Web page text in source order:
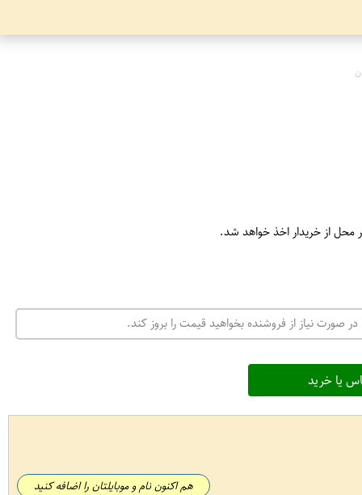
محل از خریدار اخذ خواهد شد.
صورت نیاز از فروشنده بخواهید قیمت را بروز کند.
یا خرید
هم اکنون نام و موبایلتان را اضافه کنید